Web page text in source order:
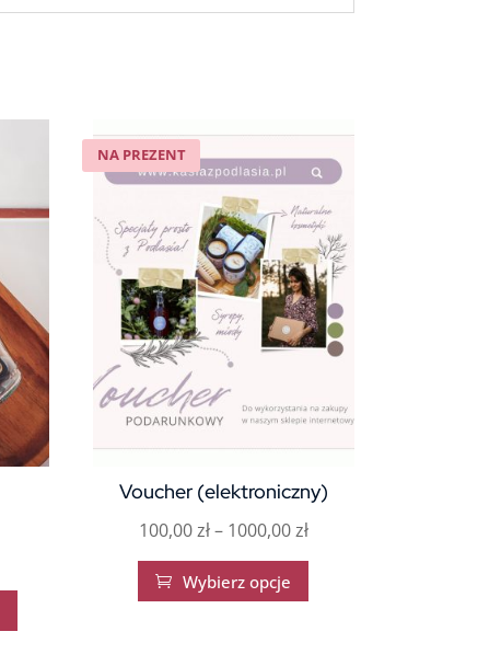
NA PREZENT
Voucher (elektroniczny)
100,00zł– 1000,00złZakres
cen:
 Wybierz opcje
Ten